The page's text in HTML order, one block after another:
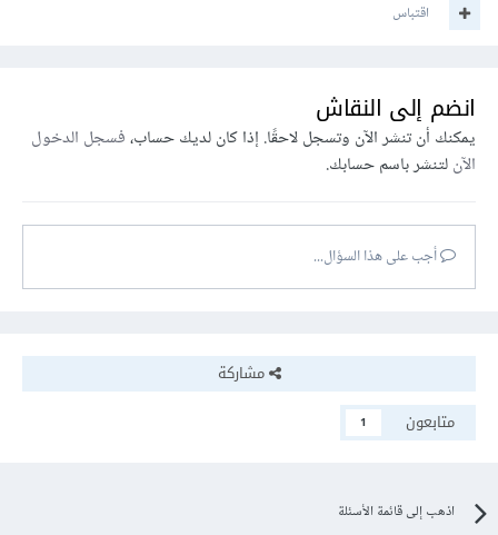
اقتباس
انضم إلى النقاش
يمكنك أن تنشر الآن وتسجل لاحقًا. إذا كان لديك حساب،فسجل الدخول
الآنلتنشر باسم حسابك.
أجب على هذا السؤال...
مشاركة
متابعون
1
اذهب إلى قائمة الأسئلة